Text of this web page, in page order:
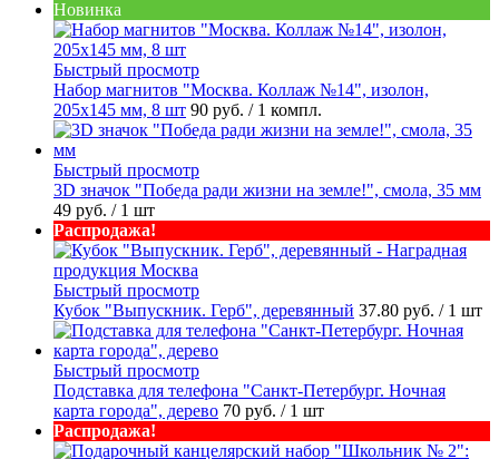
Новинка
Быстрый просмотр
Набор магнитов "Москва. Коллаж №14", изолон,
205х145 мм, 8 шт 90 руб. / 1 компл.
Быстрый просмотр
3D значок "Победа ради жизни на земле!", смола, 35 мм
49 руб. / 1 шт
Распродажа!
Быстрый просмотр
Кубок "Выпускник. Герб", деревянный 37.80 руб. / 1 шт
Быстрый просмотр
Подставка для телефона "Санкт-Петербург. Ночная
карта города", дерево 70 руб. / 1 шт
Распродажа!